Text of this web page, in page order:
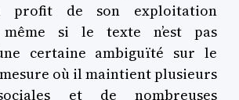
profit de son exploitation
même si le texte n’est pas
certaine ambiguïté sur le
où il maintient plusieurs
et de nombreuses